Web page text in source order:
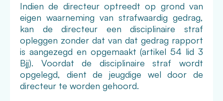
Indien de directeur optreedt op grond van
eigen waarneming van strafwaardig gedrag,
kan de directeur een disciplinaire straf
opleggen zonder dat van dat gedrag rapport
is aangezegd en opgemaakt (artikel 54 lid 3
Bjj). Voordat de disciplinaire straf wordt
opgelegd, dient de jeugdige wel door de
directeur te worden gehoord.